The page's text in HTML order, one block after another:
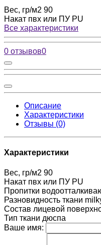
Вес, гр/м2 90
Накат пвх или ПУ PU
Все характеристики
0 отзывов0
Описание
Характеристики
Отзывы (0)
Характеристики
Вес, гр/м2 90
Накат пвх или ПУ PU
Пропитки
Разновидность ткани
Состав лицевой
Тип ткани дюспа
Ваше имя: